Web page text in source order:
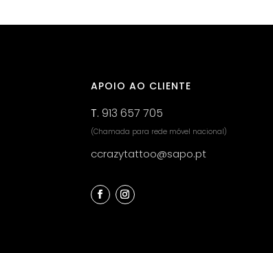
APOIO AO CLIENTE
T. 913 657 705
(Chamada para rede móvel nacional)
ccrazytattoo@sapo.pt